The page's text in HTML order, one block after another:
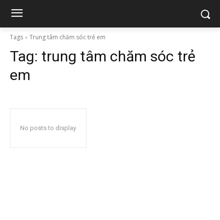
Tags Trung tâm chăm sóc trẻ em
Tag: trung tâm chăm sóc trẻ
em
No posts to display